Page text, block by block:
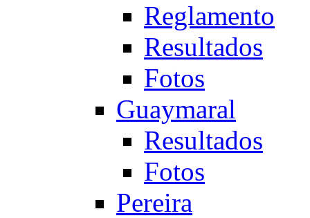
Reglamento
Resultados
Fotos
Guaymaral
Resultados
Fotos
Pereira